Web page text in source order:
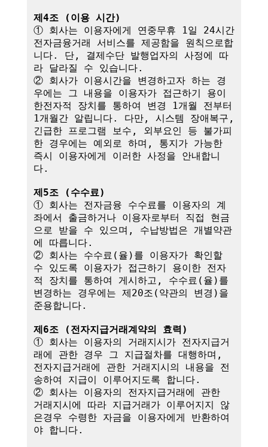
제4조 (이용 시간)
① 회사는 이용자에게 연중무휴 1일 24시간
전자금융거래 서비스를 제공함을 원칙으로합
니다. 단, 결제수단 발행업자의 사정에 따
라 달라질 수 있습니다.
② 회사가 이용시간을 변경하고자 하는 경
우에는 그 내용을 이용자가 접근하기 용이
한전자적 장치를 통하여 변경 1개월 전부터
1개월간 알립니다. 다만, 시스템 장애복구,
긴급한 프로그램 보수, 외부요인 등 불가피
한 경우에는 예외로 하며, 통지가 가능한
즉시 이용자에게 이러한 사정을 안내합니
다.
제5조 (수수료)
① 회사는 전자금융 수수료를 이용자의 계
좌에서 출금하거나 이용자로부터 직접 현금
으로 받을 수 있으며, 수납방법은 개별약관
에 따릅니다.
② 회사는 수수료(율)를 이용자가 확인할
수 있도록 이용자가 접근하기 용이한 전자
적 장치를 통하여 게시하고, 수수료(율)를
변경하는 경우에는 제20조(약관의 변경)을
준용합니다.
제6조 (전자지급거래계약의 효력)
① 회사는 이용자의 거래지시가 전자지급거
래에 관한 경우 그 지급절차를 대행하며,
전자지급거래에 관한 거래지시의 내용을 전
송하여 지급이 이루어지도록 합니다.
② 회사는 이용자의 전자지급거래에 관한
거래지시에 따라 지급거래가 이루어지지 않
은경우 수령한 자금을 이용자에게 반환하여
야 합니다.